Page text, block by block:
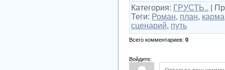
Категория: ГРУСТЬ..
Теги: Роман, план, карма
сценарий, путь
Всего комментариев: 0
Войдите: